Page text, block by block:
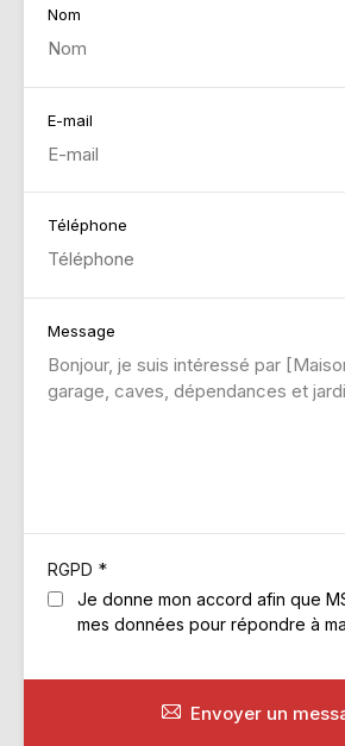
Nom
E-mail
Téléphone
Message
RGPD *
Je donne mon accord afin que
mes données pour répondre à
Envoyer un